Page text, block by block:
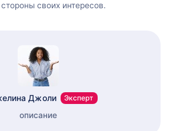
своих интересов.
Джоли Эксперт
описание